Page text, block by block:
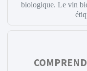
biologique. Le vin